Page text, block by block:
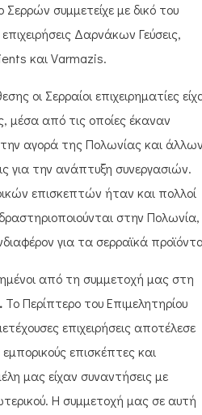
Σερρών συμμετείχε με δικό του
Δαρνάκων Γεύσεις,
και Varmazis.
οι Σερραίοι επιχειρηματίες
μέσα από τις οποίες έκαναν
αγορά της Πολωνίας και
για την ανάπτυξη συνεργασιών.
επισκεπτών ήταν και πολλοί
στην Πολωνία,
για τα σερραϊκά
από τη συμμετοχή μας στη
. Το Περίπτερο του Επιμελητηρίου
επιχειρήσεις αποτέλεσε
επισκέπτες και
μας είχαν συναντήσεις με
Η συμμετοχή μας σε αυτή